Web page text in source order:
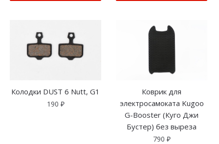
Колодки DUST 6 Nutt, G1
190 ₽
Коврик для
электросамоката Kugoo
G-Booster (Куго Джи
Бустер) без выреза
790 ₽